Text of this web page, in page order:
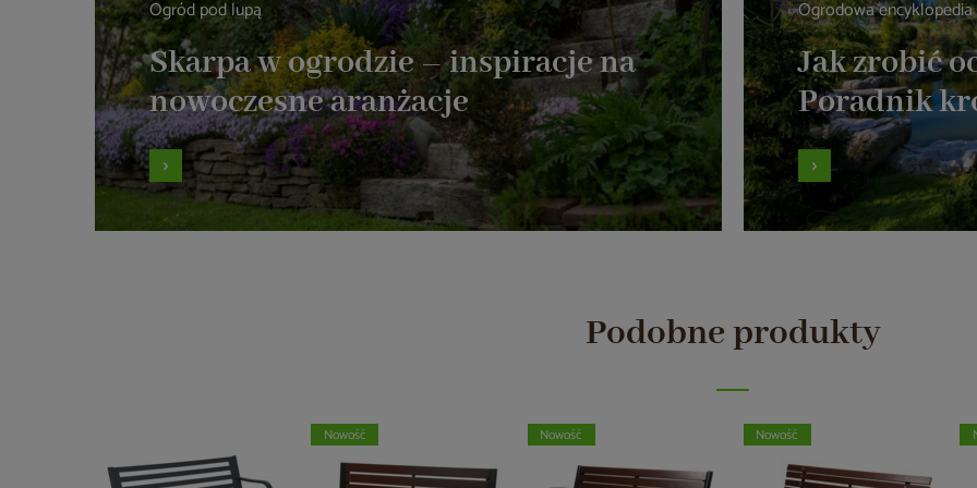
Ogród pod lupą
Skarpa w ogrodzie – inspiracje na
nowoczesne aranżacje
Ogrodowa encyklopedia
Jak zrobić
Poradnik
Podobne produkty
Nowość Nowość Nowość